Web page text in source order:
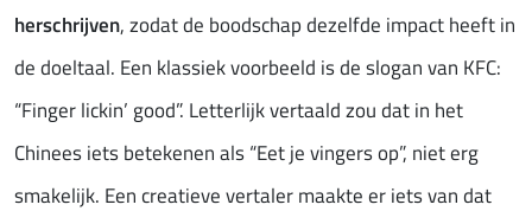
herschrijven, zodat de boodschap dezelfde impact heeft in
de doeltaal. Een klassiek voorbeeld is de slogan van KFC:
“Finger lickin’ good”. Letterlijk vertaald zou dat in het
Chinees iets betekenen als “Eet je vingers op”, niet erg
smakelijk. Een creatieve vertaler maakte er iets van dat